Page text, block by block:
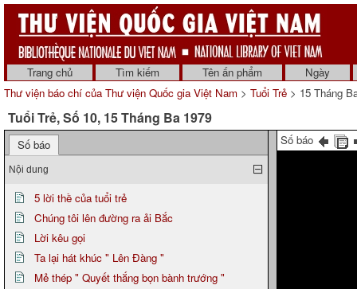
Trang chủ Tìm kiếm Tên ấn phẩm
Ngày
Thư viện báo chí của Thư viện Quốc gia Việt Nam > Tuổi Trẻ > 15 Tháng
Tuổi Trẻ, Số 10, 15 Tháng Ba 1979
Số báo
Nội dung
5 lời thề của tuổi trẻ
Chúng tôi lên đường ra ải Bắc
Lời kêu gọi
Ta lại hát khúc " Lên Đàng "
Mẻ thép " Quyết thắng bọn bành trướng "
Số báo